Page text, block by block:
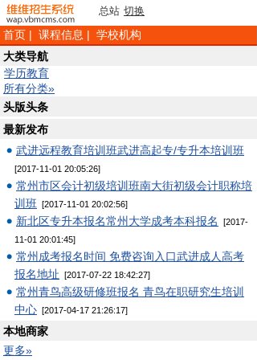
总站 切换
首页 | 课程信息 | 学校机构
大类导航
学历教育
所有分类»
头版头条
最新发布
武进远程教育培训班武进高起专/专升本培训班
[2017-11-01 20:05:26]
常州市区会计初级培训班南大街初级会计职称培
训班 [2017-11-01 20:02:56]
新北区专升本报名常州大学成考本科报名
[2017-
11-01 20:01:45]
常州成考报名时间 免费咨询入口武进成人高考
报名地址 [2017-07-22 18:42:27]
常州青鸟高级研修班报名 青鸟在职研究生培训
中心 [2017-04-17 21:26:17]
本地商家
更多»